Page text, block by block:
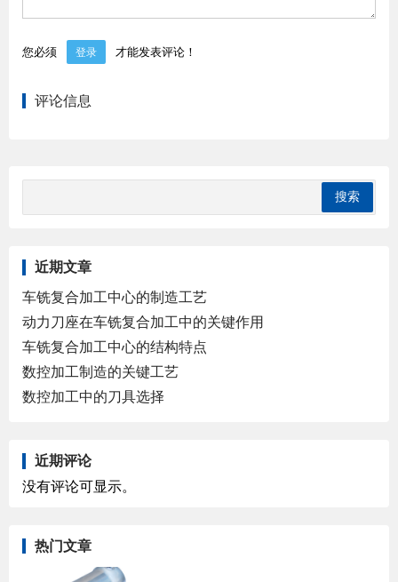
您必须 登录 才能发表评论！
评论信息
近期文章
车铣复合加工中心的制造工艺
动力刀座在车铣复合加工中的关键作用
车铣复合加工中心的结构特点
数控加工制造的关键工艺
数控加工中的刀具选择
近期评论
没有评论可显示。
热门文章